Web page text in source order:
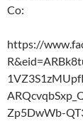
Co:
https://
Zp5DwWb-